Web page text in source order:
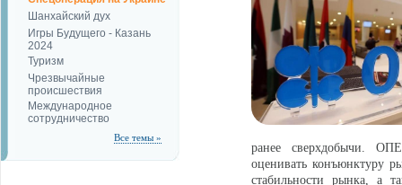
Шанхайский дух
Игры Будущего - Казань
2024
Туризм
Чрезвычайные
происшествия
Международное
сотрудничество
Все темы »
ранее сверхдобычи.
оценивать конъюнктуру
стабильности рынка, а